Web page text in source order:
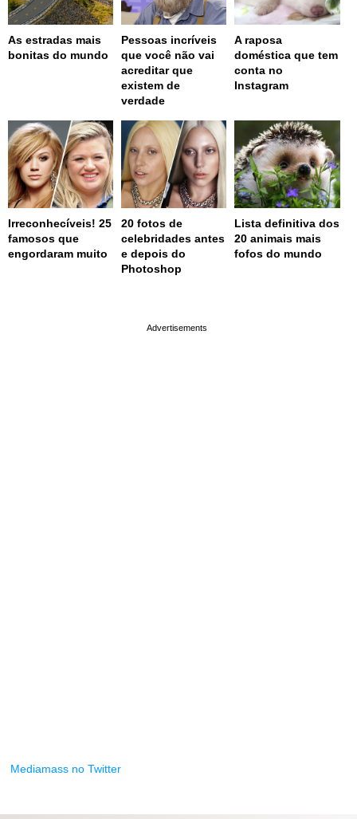
As estradas mais
bonitas do mundo
Pessoas incríveis
que você não vai
acreditar que
existem de
verdade
A raposa
doméstica que tem
conta no
Instagram
Irreconhecíveis! 25
famosos que
engordaram muito
20 fotos de
celebridades antes
e depois do
Photoshop
Lista definitiva dos
20 animais mais
fofos do mundo
Mediamass no Twitter